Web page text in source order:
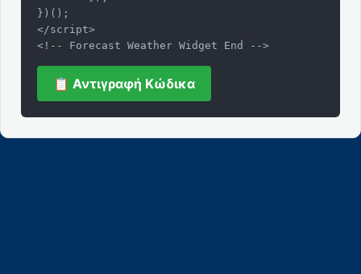
})();
</script>
<!-- Forecast Weather Widget End -->
📋 Αντιγραφή Κώδικα